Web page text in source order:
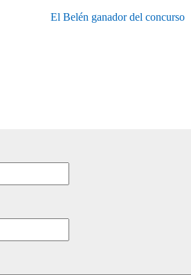
El Belén ganador del concurso